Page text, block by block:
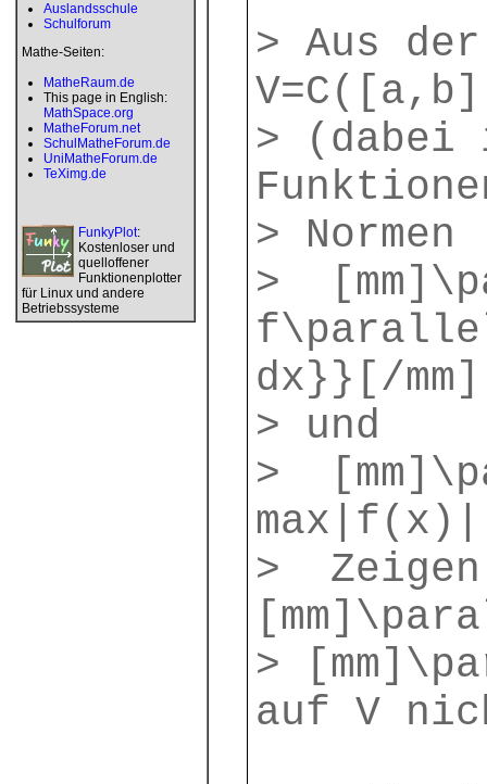
Auslandsschule
Schulforum
Mathe-Seiten:
MatheRaum.de
This page in English:
MathSpace.org
MatheForum.net
SchulMatheForum.de
UniMatheForum.de
TeXimg.de
FunkyPlot:
Kostenloser und
quelloffener
Funktionenplotter
für Linux und andere
Betriebssysteme
> Aus
> (dabei
> Normen
>
dx}}[/mm]
> und
>
> Zeigen
>
auf V